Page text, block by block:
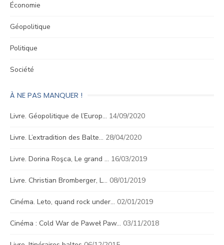
Économie
Géopolitique
Politique
Société
À NE PAS MANQUER !
Livre. Géopolitique de l’Europ… 14/09/2020
Livre. L’extradition des Balte… 28/04/2020
Livre. Dorina Roşca, Le grand … 16/03/2019
Livre. Christian Bromberger, L… 08/01/2019
Cinéma. Leto, quand rock under… 02/01/2019
Cinéma : Cold War de Paweł Paw… 03/11/2018